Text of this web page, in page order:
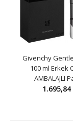
Givenchy
100 ml Erkek
AMBALAJLI
1.695,84